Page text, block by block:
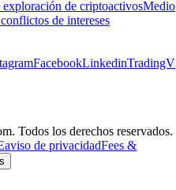
exploración de criptoactivosMedio
de intereses
FacebookLinkedinTradingV
Todos los derechos reservados.
aviso de privacidadFees &